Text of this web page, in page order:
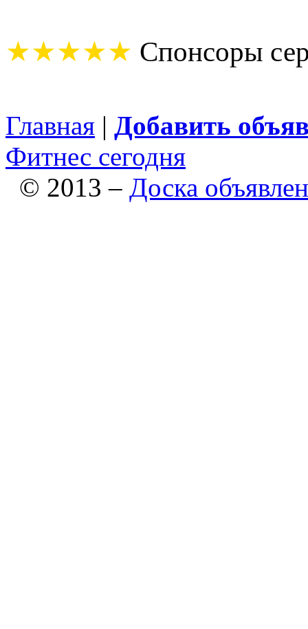
★★★★★ Спонсоры
Главная | Добавить
Фитнес сегодня
© 2013 – Доска